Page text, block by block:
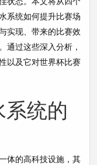
系统如何提升比赛场
实现、带来的比赛效
通过这些深入分析，
以及它对世界杯比赛
统的
体的高科技设施，其